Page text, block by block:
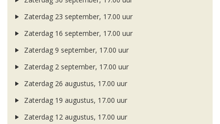
Zaterdag 23 september, 17.00 uur
Zaterdag 16 september, 17.00 uur
Zaterdag 9 september, 17.00 uur
Zaterdag 2 september, 17.00 uur
Zaterdag 26 augustus, 17.00 uur
Zaterdag 19 augustus, 17.00 uur
Zaterdag 12 augustus, 17.00 uur